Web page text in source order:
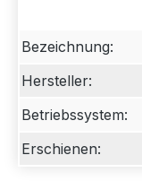
Bezeichnung:
Hersteller:
Betriebssystem:
Erschienen: